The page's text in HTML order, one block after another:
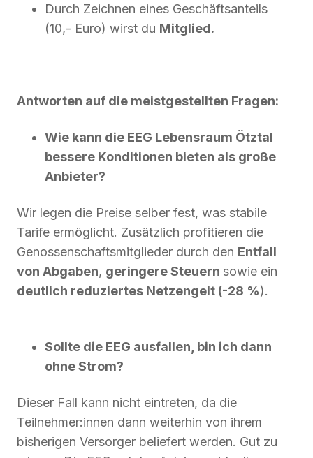
Durch Zeichnen eines Geschäftsanteils
(10,- Euro) wirst du Mitglied.
Antworten auf die meistgestellten Fragen:
Wie kann die EEG Lebensraum Ötztal
bessere Konditionen bieten als große
Anbieter?
Wir legen die Preise selber fest, was stabile
Tarife ermöglicht. Zusätzlich profitieren die
Genossenschaftsmitglieder durch den Entfall
von Abgaben, geringere Steuern sowie ein
deutlich reduziertes Netzengelt (-28 %).
Sollte die EEG ausfallen, bin ich dann
ohne Strom?
Dieser Fall kann nicht eintreten, da die
Teilnehmer:innen dann weiterhin von ihrem
bisherigen Versorger beliefert werden. Gut zu